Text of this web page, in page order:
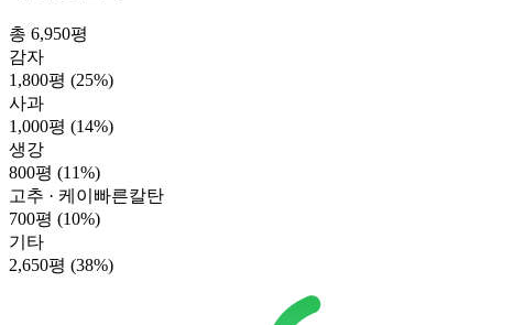
총 6,950평
감자
1,800평 (25%)
사과
1,000평 (14%)
생강
800평 (11%)
고추 · 케이빠른칼탄
700평 (10%)
기타
2,650평 (38%)